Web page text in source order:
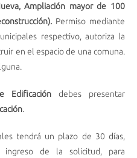
Ampliación mayor de 100
Permiso mediante
respectivo, autoriza la
en el espacio de una comuna.
Edificacióndebes presentar
.
tendrá un plazo de 30 días,
de la solicitud, para